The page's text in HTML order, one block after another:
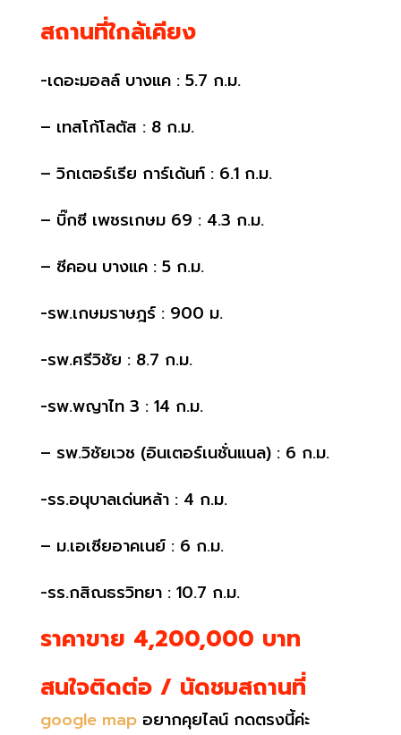
สถานที่ใกล้เคียง
-เดอะมอลล์ บางแค : 5.7 ก.ม.
– เทสโก้โลตัส : 8 ก.ม.
– วิกเตอร์เรีย การ์เด้นท์ : 6.1 ก.ม.
– บิ๊กซี เพชรเกษม 69 : 4.3 ก.ม.
– ซีคอน บางแค : 5 ก.ม.
-รพ.เกษมราษฎร์ : 900 ม.
-รพ.ศรีวิชัย : 8.7 ก.ม.
-รพ.พญาไท 3 : 14 ก.ม.
– รพ.วิชัยเวช (อินเตอร์เนชั่นแนล) : 6 ก.ม.
-รร.อนุบาลเด่นหล้า : 4 ก.ม.
– ม.เอเซียอาคเนย์ : 6 ก.ม.
-รร.กสิณธรวิทยา : 10.7 ก.ม.
ราคาขาย 4,200,000 บาท
สนใจติดต่อ / นัดชมสถานที่
google mapอยากคุยไลน์ กดตรงนี้ค่ะ